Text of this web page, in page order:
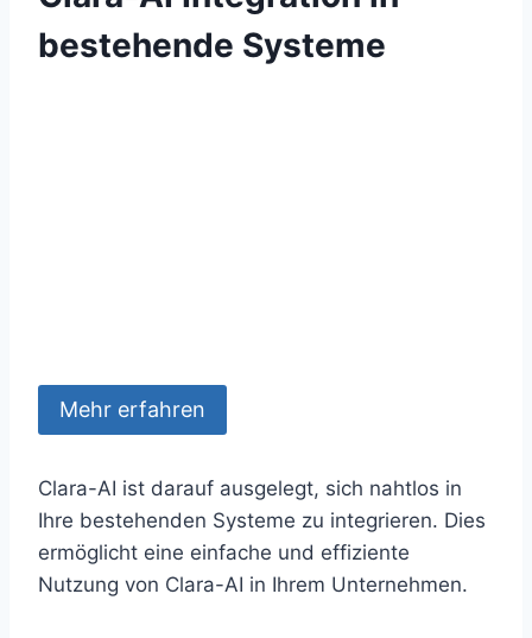
bestehende Systeme
Mehr erfahren
Clara-AI ist darauf ausgelegt, sich nahtlos in
Ihre bestehenden Systeme zu integrieren. Dies
ermöglicht eine einfache und effiziente
Nutzung von Clara-AI in Ihrem Unternehmen.